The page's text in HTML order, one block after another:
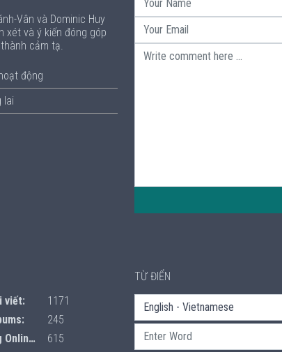
Vân và Dominic Huy
xét và ý kiến đóng góp
cảm tạ.
động
lai
viết:
1171
245
615
TỪ ĐIỂN